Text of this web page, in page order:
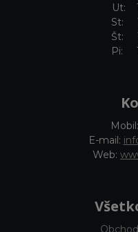
Ut:
St:
Št:
Pi:
Mobil:
E-mail:
Web: